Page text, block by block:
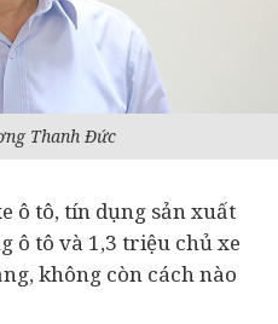
Thanh Đức
ô tô, tín dụng sản xuất
ô tô và 1,3 triệu chủ xe
không còn cách nào